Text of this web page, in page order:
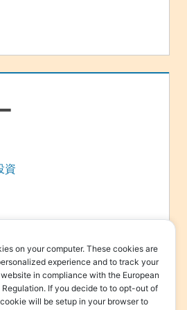
資
on your computer. These cookies are
experience and to track your
in compliance with the European
If you decide to to opt-out of
will be setup in your browser to